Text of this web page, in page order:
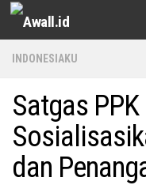
Skip to content
INDONESIAKU
Satgas PPK
dan